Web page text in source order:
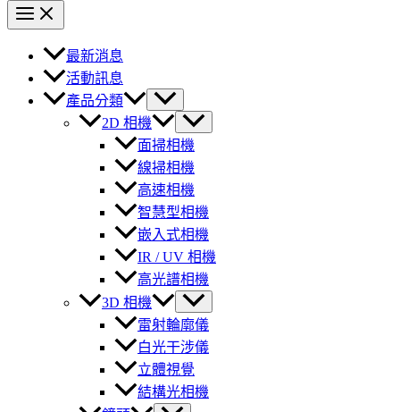
最新消息
活動訊息
產品分類
2D 相機
面掃相機
線掃相機
高速相機
智慧型相機
嵌入式相機
IR / UV 相機
高光譜相機
3D 相機
雷射輪廓儀
白光干涉儀
立體視覺
結構光相機